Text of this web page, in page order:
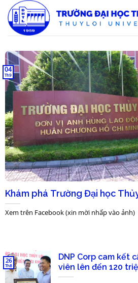
qua
nội
Khám phá Trường Đại học
Xem trên Facebook (xin mời nhấp vào ảnh)
04
Th9
DNP Corp cam kết
viên lên đến 120
26
Th8